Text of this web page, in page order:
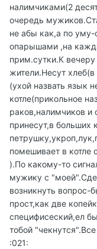
налимчиками(2
очередь
не абы как,а по
опарышами ,на
прим.сутки.К
жители.Несут
(ухой назвать язык
котле(прикольное
раков,налимчиков и
принесут,в больших
помешивает в котле
).По какому-то
мужику с
возникнуть вопрос-
прост,как две
специфисеский,ел
тобой
:021: